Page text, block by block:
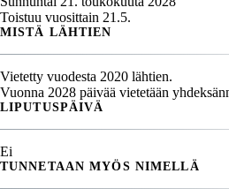
Toistuu vuosittain 21.5.
MISTÄ LÄHTIEN
Vietetty vuodesta 2020 lähtien.
Vuonna 2028 päivää vietetään
LIPUTUSPÄIVÄ
Ei
TUNNETAAN MYÖS NIMELLÄ